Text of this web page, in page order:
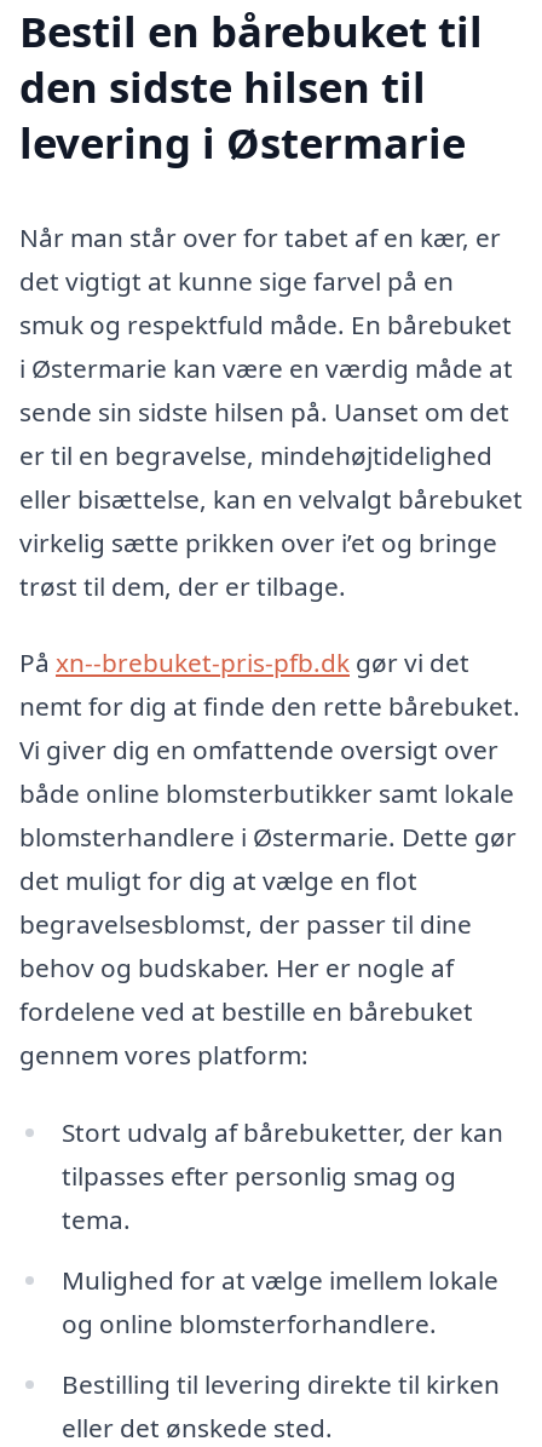
Bestil en bårebuket til
den sidste hilsen til
levering i Østermarie
Når man står over for tabet af en kær, er
det vigtigt at kunne sige farvel på en
smuk og respektfuld måde. En bårebuket
i Østermarie kan være en værdig måde at
sende sin sidste hilsen på. Uanset om det
er til en begravelse, mindehøjtidelighed
eller bisættelse, kan en velvalgt bårebuket
virkelig sætte prikken over i’et og bringe
trøst til dem, der er tilbage.
På xn--brebuket-pris-pfb.dk gør vi det
nemt for dig at finde den rette bårebuket.
Vi giver dig en omfattende oversigt over
både online blomsterbutikker samt lokale
blomsterhandlere i Østermarie. Dette gør
det muligt for dig at vælge en flot
begravelsesblomst, der passer til dine
behov og budskaber. Her er nogle af
fordelene ved at bestille en bårebuket
gennem vores platform:
Stort udvalg af bårebuketter, der kan
tilpasses efter personlig smag og
tema.
Mulighed for at vælge imellem lokale
og online blomsterforhandlere.
Bestilling til levering direkte til kirken
eller det ønskede sted.